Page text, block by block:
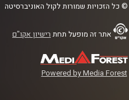
© כל הזכויות שמורות לקול האוניברסיטה
אתר זה מופעל תחת רישיון אקו"ם
Powered by Media Forest